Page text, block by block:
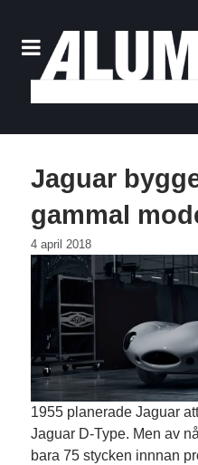
Jaguar
gammal
4 april 2018
1955 planerade Jaguar
Jaguar D-Type. Men av
bara 75 stycken innnan